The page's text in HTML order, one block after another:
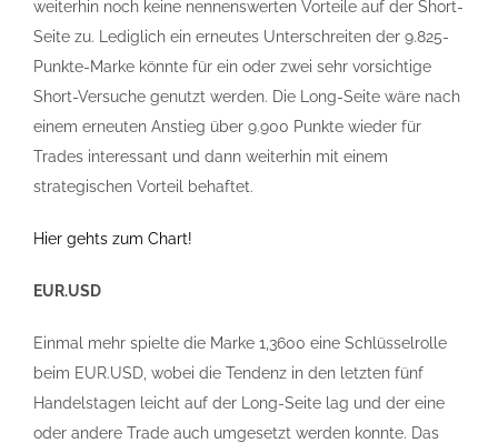
weiterhin noch keine nennenswerten Vorteile auf der Short-
Seite zu. Lediglich ein erneutes Unterschreiten der 9.825-
Punkte-Marke könnte für ein oder zwei sehr vorsichtige
Short-Versuche genutzt werden. Die Long-Seite wäre nach
einem erneuten Anstieg über 9.900 Punkte wieder für
Trades interessant und dann weiterhin mit einem
strategischen Vorteil behaftet.
Hier gehts zum Chart!
EUR.USD
Einmal mehr spielte die Marke 1,3600 eine Schlüsselrolle
beim EUR.USD, wobei die Tendenz in den letzten fünf
Handelstagen leicht auf der Long-Seite lag und der eine
oder andere Trade auch umgesetzt werden konnte. Das